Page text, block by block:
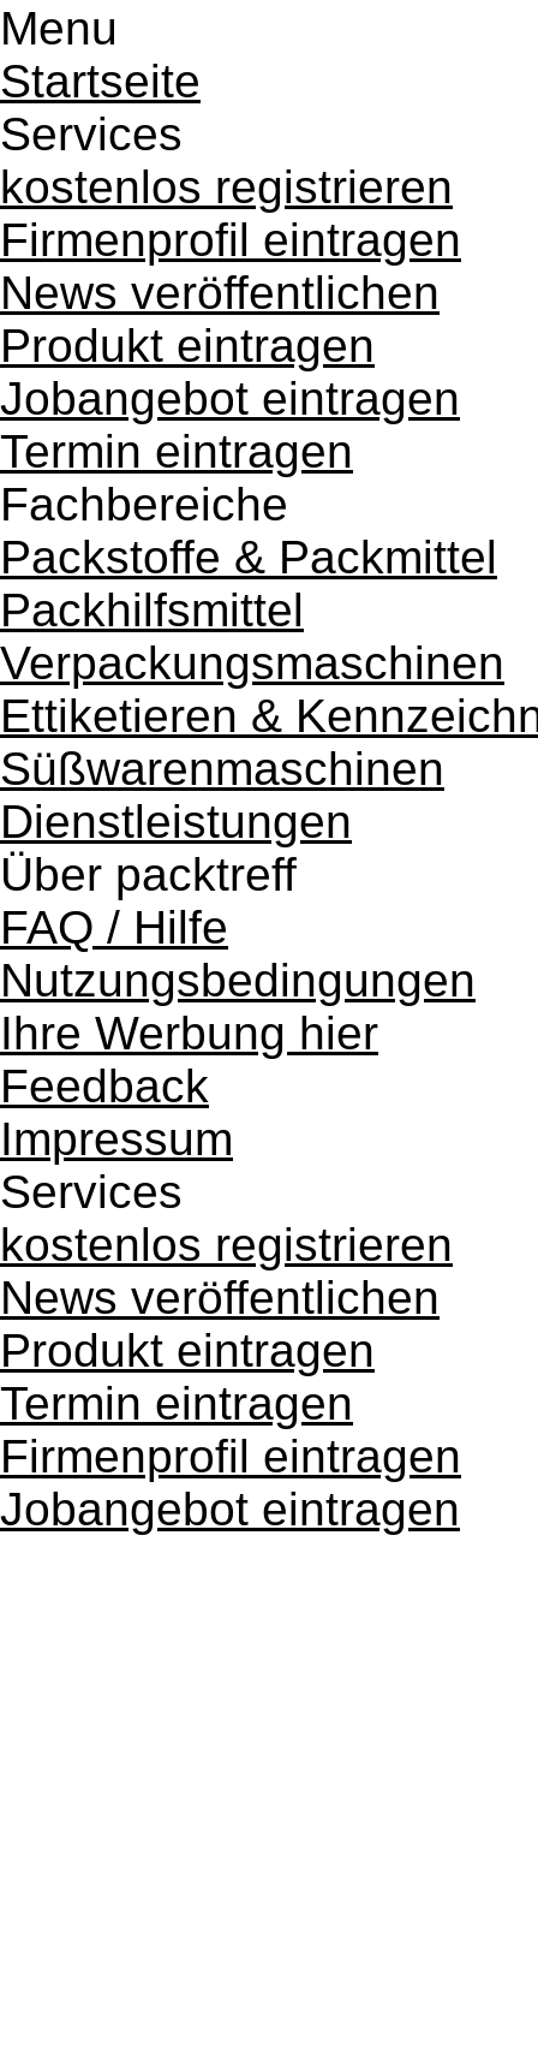
Menu
Startseite
Services
kostenlos registrieren
Firmenprofil eintragen
News veröffentlichen
Produkt eintragen
Jobangebot eintragen
Termin eintragen
Fachbereiche
Packstoffe & Packmittel
Packhilfsmittel
Verpackungsmaschinen
Ettiketieren &
Süßwarenmaschinen
Dienstleistungen
Über packtreff
FAQ / Hilfe
Nutzungsbedingungen
Ihre Werbung hier
Feedback
Impressum
Services
kostenlos registrieren
News veröffentlichen
Produkt eintragen
Termin eintragen
Firmenprofil eintragen
Jobangebot eintragen